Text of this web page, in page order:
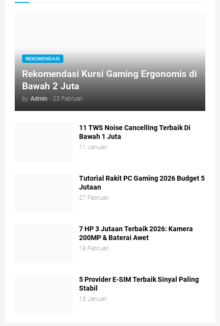
REKOMENDASI
Rekomendasi Kursi Gaming Ergonomis di
Bawah 2 Juta
by Admin - 23 Februari
11 TWS Noise Cancelling Terbaik Di
Bawah 1 Juta
11 Januari
Tutorial Rakit PC Gaming 2026 Budget 5
Jutaan
27 Februari
7 HP 3 Jutaan Terbaik 2026: Kamera
200MP & Baterai Awet
18 Februari
5 Provider E-SIM Terbaik Sinyal Paling
Stabil
13 Januari